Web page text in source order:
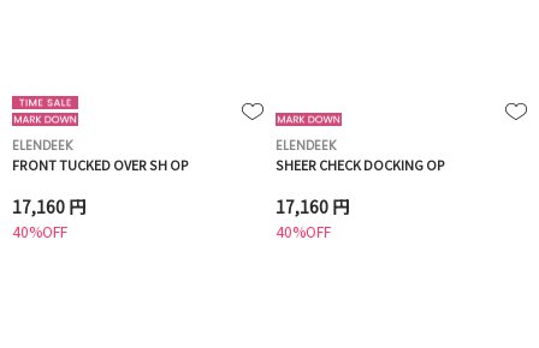
ELENDEEK
FRONT TUCKED OVER SH OP
17,160 円
40%OFF
ELENDEEK
SHEER CHECK DOCKING OP
17,160 円
40%OFF